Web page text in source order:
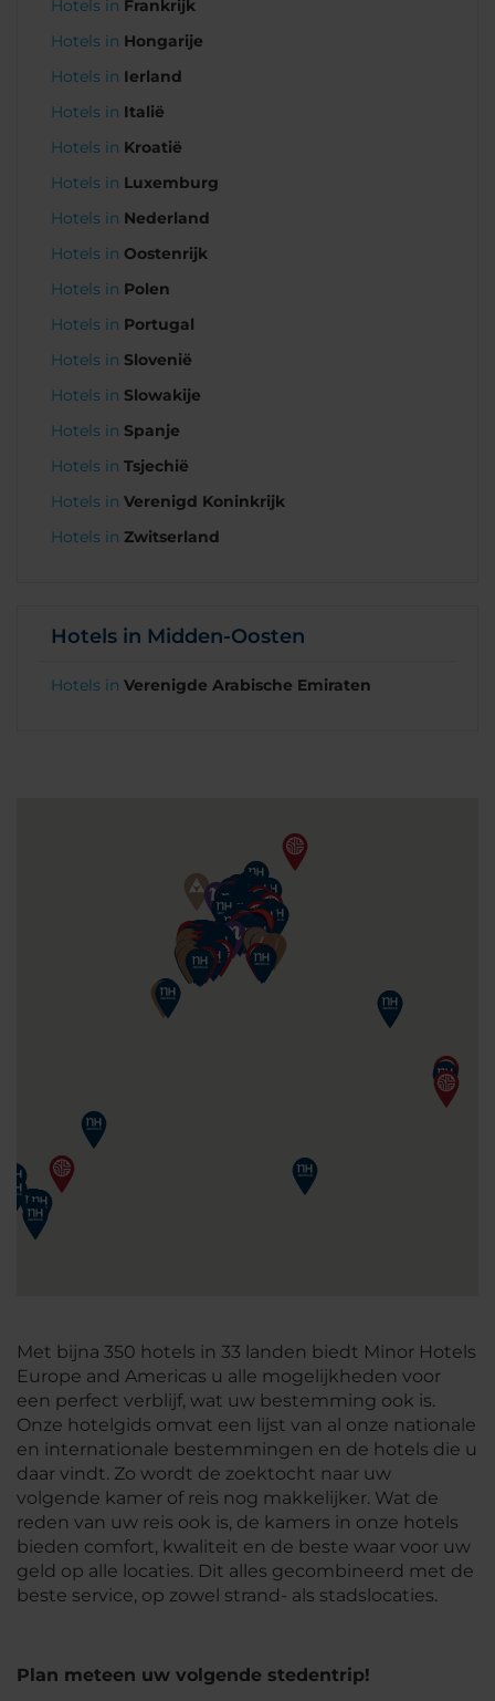
Hotels in Frankrijk
Hotels in Hongarije
Hotels in Ierland
Hotels in Italië
Hotels in Kroatië
Hotels in Luxemburg
Hotels in Nederland
Hotels in Oostenrijk
Hotels in Polen
Hotels in Portugal
Hotels in Slovenië
Hotels in Slowakije
Hotels in Spanje
Hotels in Tsjechië
Hotels in Verenigd Koninkrijk
Hotels in Zwitserland
Hotels in Midden-Oosten
Hotels in Verenigde Arabische Emiraten
Met bijna 350 hotels in 33 landen biedt Minor Hotels
Europe and Americas u alle mogelijkheden voor
een perfect verblijf, wat uw bestemming ook is.
Onze hotelgids omvat een lijst van al onze nationale
en internationale bestemmingen en de hotels die u
daar vindt. Zo wordt de zoektocht naar uw
volgende kamer of reis nog makkelijker. Wat de
reden van uw reis ook is, de kamers in onze hotels
bieden comfort, kwaliteit en de beste waar voor uw
geld op alle locaties. Dit alles gecombineerd met de
beste service, op zowel strand- als stadslocaties.
Plan meteen uw volgende stedentrip!